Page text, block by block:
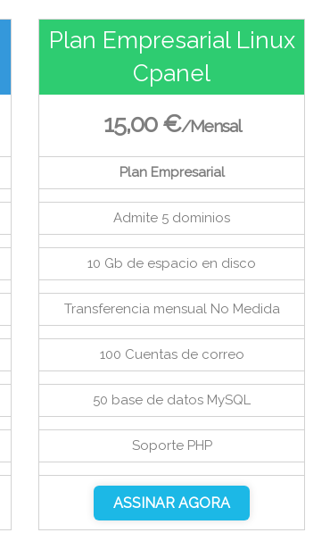
Plan Empresarial Linux
Cpanel
15,00 €/Mensal
Plan Empresarial
Admite 5 dominios
10 Gb de espacio en disco
Transferencia mensual No Medida
100 Cuentas de correo
50 base de datos MySQL
Soporte PHP
ASSINAR AGORA